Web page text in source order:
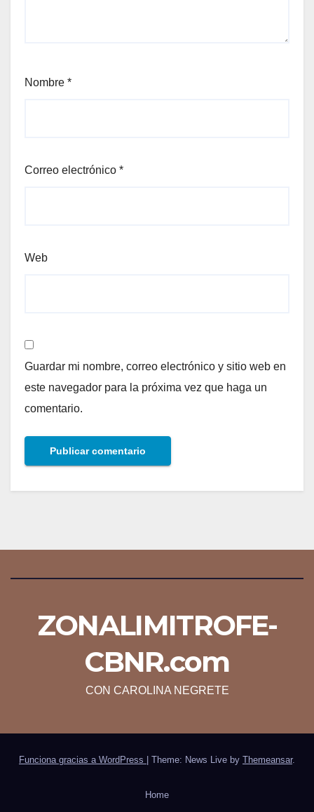
Nombre *
Correo electrónico *
Web
Guardar mi nombre, correo electrónico y sitio web en
este navegador para la próxima vez que haga un
comentario.
ZONALIMITROFE-
CBNR.com
CON CAROLINA NEGRETE
Funciona gracias a WordPress Theme: News Live by Themeansar.
Home